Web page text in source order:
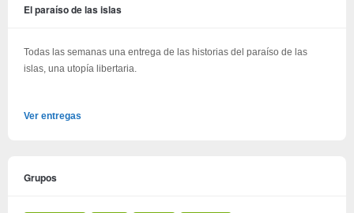
El paraíso de las islas
Todas las semanas una entrega de las historias del paraíso de las
islas, una utopía libertaria.
Ver entregas
Grupos